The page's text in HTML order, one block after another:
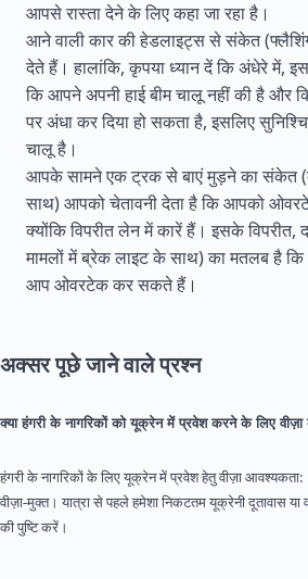
आपसे रास्ता देने के लिए कहा जा रहा है।
आने वाली कार की हेडलाइट्स से संकेत
देते हैं। हालांकि, कृपया ध्यान दें कि अंधेरे में,
कि आपने अपनी हाई बीम चालू नहीं की है और
पर अंधा कर दिया हो सकता है, इसलिए
चालू है।
आपके सामने एक ट्रक से बाएं मुड़ने का संकेत
साथ) आपको चेतावनी देता है कि आपको
क्योंकि विपरीत लेन में कारें हैं। इसके
मामलों में ब्रेक लाइट के साथ) का मतलब है
आप ओवरटेक कर सकते हैं।
अक्सर पूछे जाने वाले प्रश्न
क्या हंगरी के नागरिकों को यूक्रेन में प्रवेश करने के लिए
हंगरी के नागरिकों के लिए यूक्रेन में प्रवेश हेतु वीज़ा
वीज़ा-मुक्त। यात्रा से पहले हमेशा निकटतम यूक्रेनी दूतावास या
की पुष्टि करें।